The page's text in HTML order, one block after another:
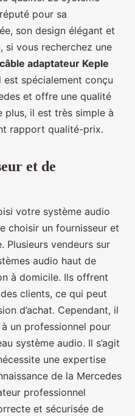
pour sa
son design élégant et
si vous recherchez une
câble adaptateur Keple
spécialement conçu
et offre une qualité
plus, il est très simple à
rapport qualité-prix.
et de
votre système audio
choisir un fournisseur et
Plusieurs vendeurs sur
audio haut de
à domicile. Ils offrent
clients, ce qui peut
d’achat. Cependant, il
un professionnel pour
système audio. Il s’agit
une expertise
de la Mercedes
professionnel
et sécurisée de